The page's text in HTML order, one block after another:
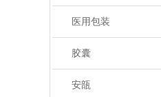
医用包装
胶囊
安瓿